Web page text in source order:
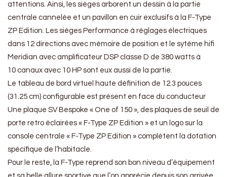
attentions. Ainsi, les sièges arborent un dessin à la partie
centrale cannelée et un pavillon en cuir exclusifs à la F-Type
ZP Edition. Les sièges Performance à réglages électriques
dans 12 directions avec mémoire de position et le sytème hifi
Meridian avec amplificateur DSP classe D de 380 watts à
10 canaux avec 10 HP sont eux aussi de la partie.
Le tableau de bord virtuel haute définition de 12.3 pouces
(31.25 cm) configurable est présent en face du conducteur
Une plaque SV Bespoke « One of 150 », des plaques de seuil de
porte retro éclairées « F-Type ZP Edition » et un logo sur la
console centrale « F-Type ZP Edition » complètent la dotation
spécifique de l’habitacle.
Pour le reste, la F-Type reprend son bon niveau d’équipement